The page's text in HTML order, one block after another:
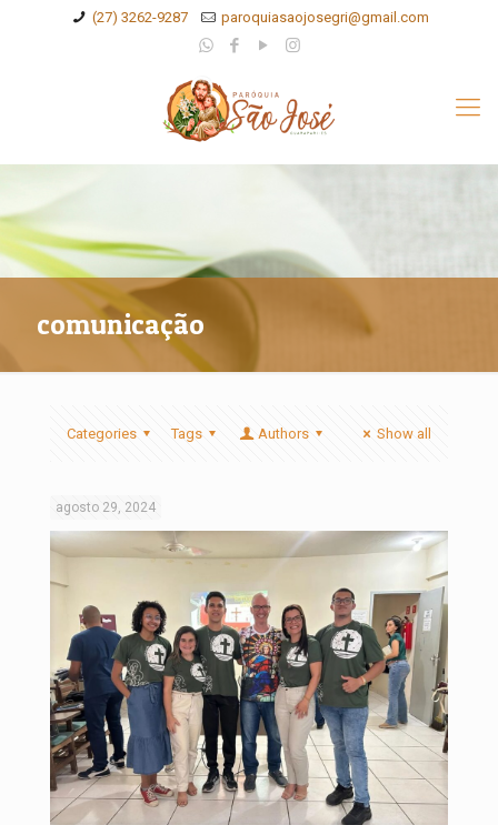
(27) 3262-9287 paroquiasaojosegri@gmail.com
comunicação
Categories Tags Authors Show all
agosto 29, 2024